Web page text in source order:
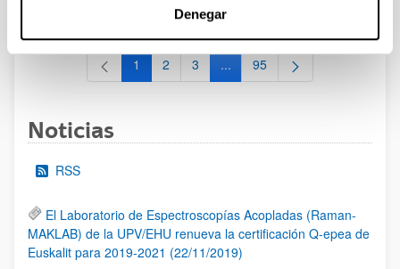
Denegar
al 30/07/2026 (ambos incluídos)
Página
1 Página
2 Página
3 ...Páginas intermedias Use TAB
Página
95
Noticias
RSS
El Laboratorio de Espectroscopías Acopladas (Raman-
MAKLAB) de la UPV/EHU renueva la certificación Q-epea de
Euskalit para 2019-2021 (22/11/2019)